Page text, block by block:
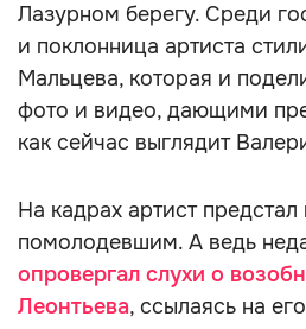
Лазурном берегу. Среди
и поклонница артиста
Мальцева, которая и
фото и видео, дающими
как сейчас выглядит
На кадрах артист
помолодевшим. А ведь
опровергал слухи о
Леонтьева, ссылаясь на